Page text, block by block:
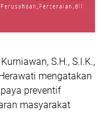
S.H., S.I.K.,
mengatakan
preventif
masyarakat